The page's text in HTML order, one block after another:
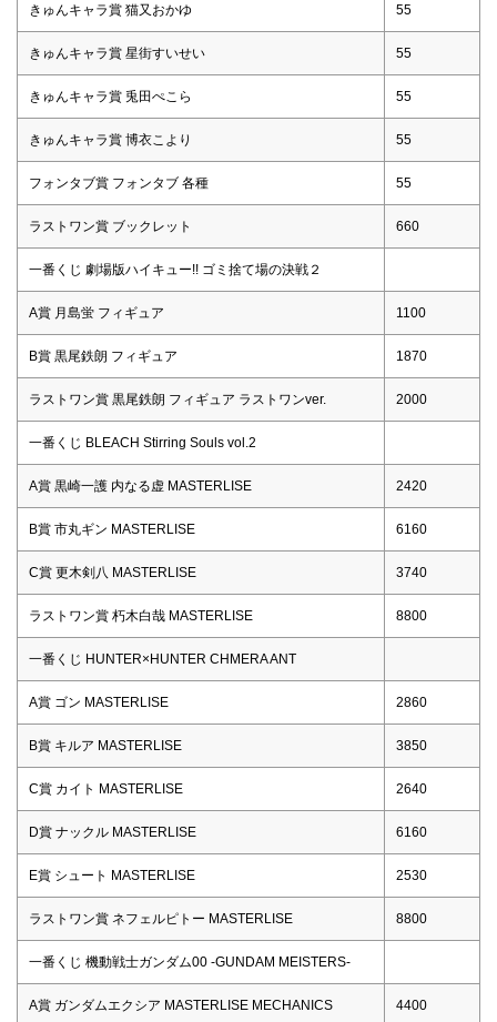
きゅんキャラ賞 猫又おかゆ 55
きゅんキャラ賞 星街すいせい 55
きゅんキャラ賞 兎田ぺこら 55
きゅんキャラ賞 博衣こより 55
フォンタブ賞 フォンタブ 各種 55
ラストワン賞 ブックレット 660
一番くじ 劇場版ハイキュー!! ゴミ捨て場の決戦２
A賞 月島蛍 フィギュア 1100
B賞 黒尾鉄朗 フィギュア 1870
ラストワン賞 黒尾鉄朗 フィギュア ラストワンver. 2000
一番くじ BLEACH Stirring Souls vol.2
A賞 黒崎一護 内なる虚 MASTERLISE 2420
B賞 市丸ギン MASTERLISE 6160
C賞 更木剣八 MASTERLISE 3740
ラストワン賞 朽木白哉 MASTERLISE 8800
一番くじ HUNTER×HUNTER CHMERA ANT
A賞 ゴン MASTERLISE 2860
B賞 キルア MASTERLISE 3850
C賞 カイト MASTERLISE 2640
D賞 ナックル MASTERLISE 6160
E賞 シュート MASTERLISE 2530
ラストワン賞 ネフェルピトー MASTERLISE 8800
一番くじ 機動戦士ガンダム00 -GUNDAM MEISTERS-
A賞 ガンダムエクシア MASTERLISE MECHANICS 4400